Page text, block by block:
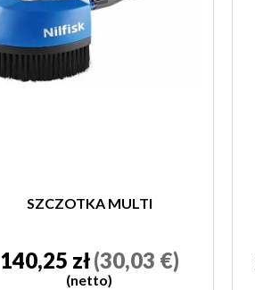
SZCZOTKA MULTI
140,25 zł(30,03 €)
(netto)